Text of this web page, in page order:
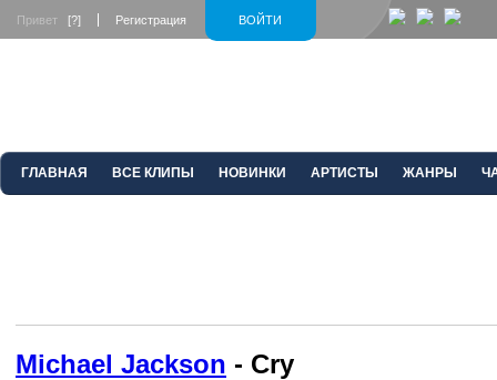
ВОЙТИ
Привет [?] Регистрация
ГЛАВНАЯ ВСЕ КЛИПЫ НОВИНКИ АРТИСТЫ ЖАНРЫ
Michael Jackson - Cry